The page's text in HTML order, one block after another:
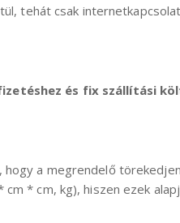
tehát csak
és fix szállítási
a megrendelő
cm * cm, kg), hiszen ezek